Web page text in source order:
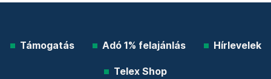
Támogatás Adó 1% felajánlás Hírlevelek
Telex Shop